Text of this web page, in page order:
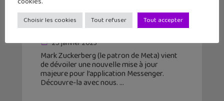
Facebook Messenger : l’arrivée des
conversations chiffrées
25 janvier 2023
Mark Zuckerberg (le patron de Meta) vient
de dévoiler une nouvelle mise à jour
majeure pour l’application Messenger.
Découvre-la avec nous.
Choisir les cookies Tout refuser Tout accepter